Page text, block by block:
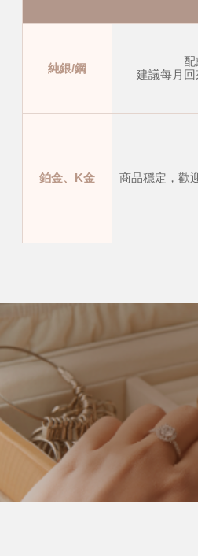
純銀/鋼
建議每月
鉑金、K金 商品穩定，歡